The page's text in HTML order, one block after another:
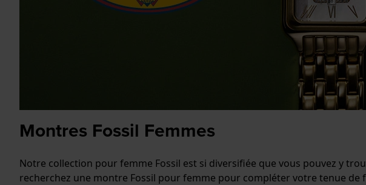
Montres Fossil Femmes
Notre collection pour femme Fossil est si diversifiée que vous pouvez y
recherchez une montre Fossil pour femme pour compléter votre tenue